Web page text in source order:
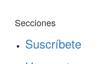
Secciones
Suscríbete